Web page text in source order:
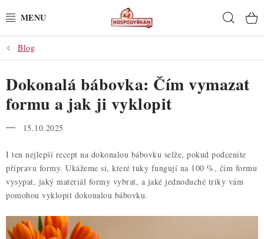
na
POTŘEBY
POMŮCKY
SUROVINY
PRO OSLAVY
DO KUCHYNĚ
POCHUTINY
Blog
Dokonalá bábovka: Čím vymazat
formu a jak ji vyklopit
15.10.2025
I ten nejlepší recept na dokonalou bábovku selže, pokud podceníte
přípravu formy. Ukážeme si, které tuky fungují na 100 %, čím formu
vysypat, jaký materiál formy vybrat, a jaké jednoduché triky vám
pomohou vyklopit dokonalou bábovku.